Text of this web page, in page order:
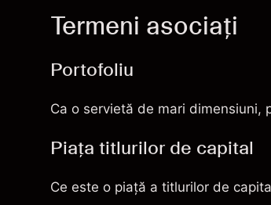
Termeni asociați
Portofoliu
Ca o servietă de mari
Piaţa titlurilor de capital
Ce este o piaţă a titlurilor de